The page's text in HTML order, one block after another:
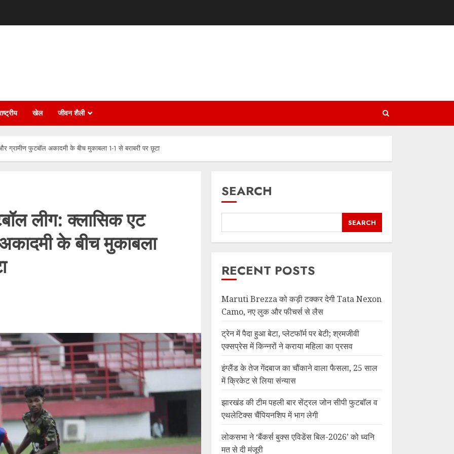
खेल जीवन शैली
ग्रामीण फुटबॉल अकादमी के बीच मुकाबला 1-1 से बराबरी पर छूटा
लीग: क्लासिक एट
के बीच मुकाबला
SEARCH
SEARCH
RECENT POSTS
Maruti Brezza को कड़ी टक्कर देगी Tata Nexon
Camo, नए लुक और फीचर्स से लैस
ट्रेन में पैदा हुआ बेटा, प्लेटफॉर्म पर बेटी; श्रमजीवी
एक्सप्रेस में किन्नरों ने कराया महिला का प्रसव
इंग्लैंड के तेज गेंदबाज का चौंकाने वाला फैसला, 25 साल
में क्रिकेट से लिया संन्यास
झारखंड की टीम पहली बार सेंट्रल जोन सीपी फुटबॉल व
एथलेटिक्स चैंपियनशिप में भाग लेगी
लोकसभा ने ‘बैंकर्स बुक्स एविडेंस बिल-2026’ को ध्वनि
मत से दी मंजूरी